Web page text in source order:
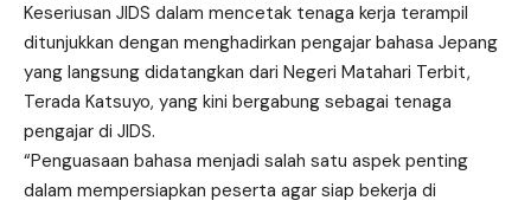
Keseriusan JIDS dalam mencetak tenaga kerja terampil
ditunjukkan dengan menghadirkan pengajar bahasa Jepang
yang langsung didatangkan dari Negeri Matahari Terbit,
Terada Katsuyo, yang kini bergabung sebagai tenaga
pengajar di JIDS.
“Penguasaan bahasa menjadi salah satu aspek penting
dalam mempersiapkan peserta agar siap bekerja di